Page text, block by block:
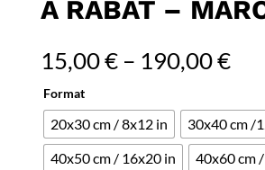
À RABAT –
15,00€– 190,00€
Format
20x30 cm / 8x12 in
30x40 cm /
40x50 cm / 16x20 in
40x60 cm